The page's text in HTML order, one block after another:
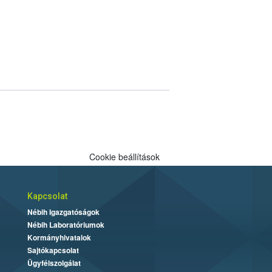
Cookie beállítások
Kapcsolat
Nébih Igazgatóságok
Nébih Laboratóriumok
Kormányhivatalok
Sajtókapcsolat
Ügyfélszolgálat